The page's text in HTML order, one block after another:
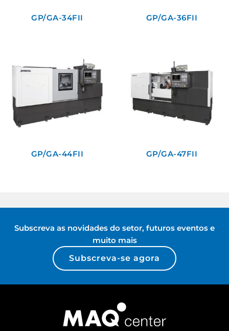
GP/GA-34FII GP/GA-36FII
GP/GA-44FII GP/GA-47FII
Subscreva as novidades do setor, futuros eventos e
muito mais
Subscreva-se agora